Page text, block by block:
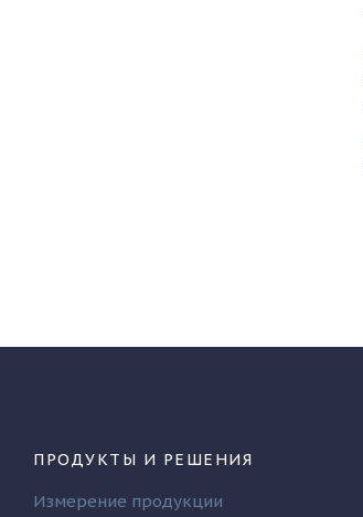
ПРОДУКТЫ И РЕШЕНИЯ
Измерение продукции